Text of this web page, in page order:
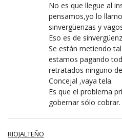
No es que llegue al
pensamos,yo lo
sinvergüenzas y
Eso es de
Se están metiendo
estamos pagando
retratados ninguno
Concejal ,vaya tela.
Es que el problema
gobernar sólo cobrar.
RIOJALTEÑO